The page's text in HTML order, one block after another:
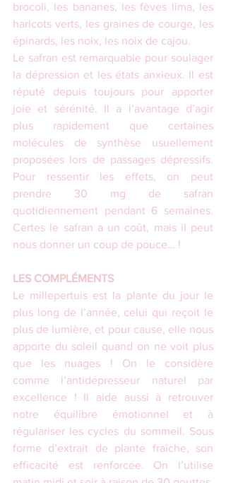
brocoli, les bananes, les fèves lima, les
haricots verts, les graines de courge, les
épinards, les noix, les noix de cajou.
Le safran est remarquable pour soulager
la dépression et les états anxieux. Il est
réputé depuis toujours pour apporter
joie et sérénité. Il a l’avantage d’agir
plus rapidement que certaines
molécules de synthèse usuellement
proposées lors de passages dépressifs.
Pour ressentir les effets, on peut
prendre 30 mg de safran
quotidiennement pendant 6 semaines.
Certes le safran a un coût, mais il peut
nous donner un coup de pouce… !
LES COMPLÉMENTS
Le millepertuis est la plante du jour le
plus long de l’année, celui qui reçoit le
plus de lumière, et pour cause, elle nous
apporte du soleil quand on ne voit plus
que les nuages ! On le considère
comme l’antidépresseur naturel par
excellence ! Il aide aussi à retrouver
notre équilibre émotionnel et à
régulariser les cycles du sommeil. Sous
forme d’extrait de plante fraîche, son
efficacité est renforcée. On l’utilise